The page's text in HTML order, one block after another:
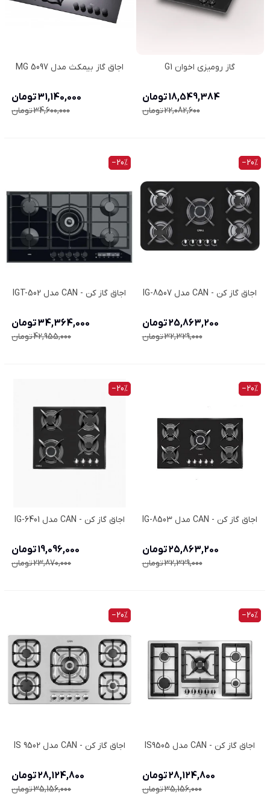
گاز رومیزی اخوان G1
18,549,384 تومان
22,082,600 تومان
اجاق گاز بیمکث مدل MG 5097
31,140,000 تومان
34,600,000 تومان
‎−20%
اجاق گاز کن - CAN مدل IG-8507
25,863,200 تومان
32,329,000 تومان
‎−20%
اجاق گاز کن - CAN مدل IGT-502
34,364,000 تومان
42,955,000 تومان
‎−20%
اجاق گاز کن - CAN مدل IG-8503
25,863,200 تومان
32,329,000 تومان
‎−20%
اجاق گاز کن - CAN مدل IG-6401
19,096,000 تومان
23,870,000 تومان
‎−20%
اجاق گاز کن - CAN مدل IS9505
28,124,800 تومان
35,156,000 تومان
‎−20%
اجاق گاز کن - CAN مدل IS 9502
28,124,800 تومان
35,156,000 تومان